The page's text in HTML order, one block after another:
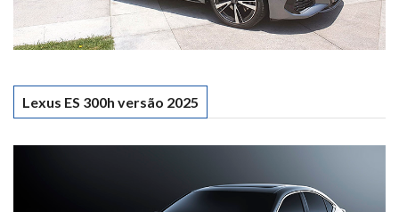
Lexus ES 300h versão 2025